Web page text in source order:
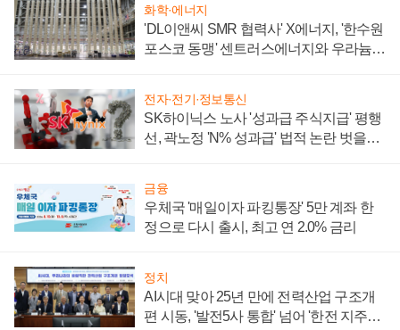
화학·에너지
'DL이앤씨 SMR 협력사' X에너지, '한수원
포스코 동맹' 센트러스에너지와 우라늄
전자·전기·정보통신
SK하이닉스 노사 '성과급 주식지급' 평행
선, 곽노정 'N% 성과급' 법적 논란 벗을지
금융
우체국 '매일이자 파킹통장' 5만 계좌 한
정으로 다시 출시, 최고 연 2.0% 금리
정치
AI시대 맞아 25년 만에 전력산업 구조개
편 시동, '발전5사 통합' 넘어 '한전 지주사'